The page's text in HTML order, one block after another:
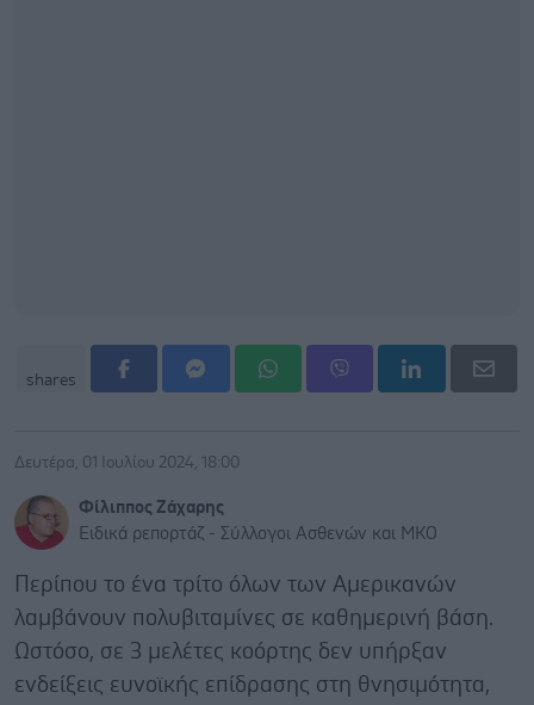
shares
Δευτέρα, 01 Ιουλίου 2024, 18:00
Φίλιππος Ζάχαρης
Ειδικά ρεπορτάζ - Σύλλογοι Ασθενών και ΜΚΟ
Περίπου το ένα τρίτο όλων των Αμερικανών
λαμβάνουν πολυβιταμίνες σε καθημερινή βάση.
Ωστόσο, σε 3 μελέτες κοόρτης δεν υπήρξαν
ενδείξεις ευνοϊκής επίδρασης στη θνησιμότητα,